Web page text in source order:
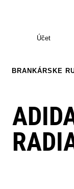
Účet
BRANKÁRSKE